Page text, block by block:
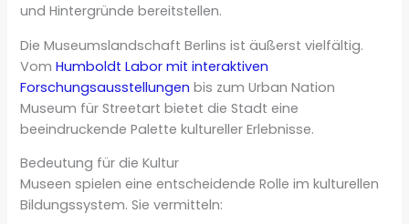
und Hintergründe bereitstellen.
Die Museumslandschaft Berlins ist äußerst vielfältig.
VomHumboldt Labor mit interaktiven
Forschungsausstellungen bis zum Urban Nation
Museum für Streetart bietet die Stadt eine
beeindruckende Palette kultureller Erlebnisse.
Bedeutung für die Kultur
Museen spielen eine entscheidende Rolle im kulturellen
Bildungssystem. Sie vermitteln: